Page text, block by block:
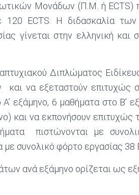
Μονάδων (Π.Μ. ή ECTS)
120 ECTS. H διδασκαλία
γίνεται στην ελληνική και
Διπλώματος
και να εξεταστούν επιτυχώς
εξάμηνο, 6 μαθήματα στο Β’
και να εκπονήσουν επιτυχώς
πιστώνονται με
με συνολικό φόρτο εργασίας 38
ανά εξάμηνο ορίζεται ως